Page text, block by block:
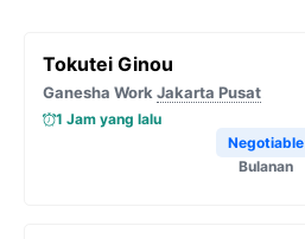
Tokutei Ginou
Ganesha Work Jakarta Pusat
1 Jam yang lalu
Negotiable
Bulanan